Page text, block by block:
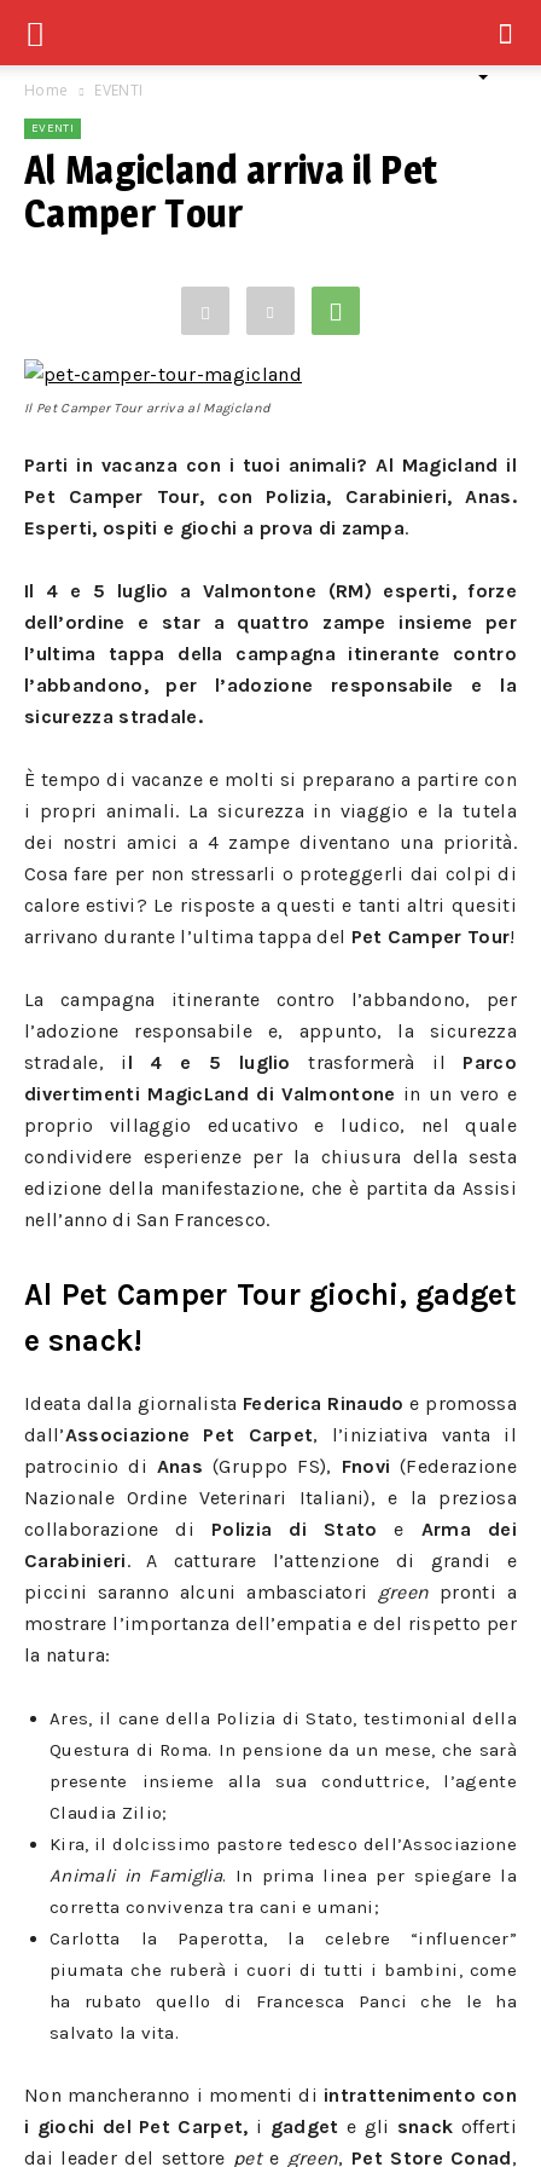
Home EVENTI
EVENTI
Al Magicland arriva il Pet
Camper Tour
Il Pet Camper Tour arriva al Magicland
Parti in vacanza con i tuoi animali? Al Magicland il
Pet Camper Tour, con Polizia, Carabinieri, Anas.
Esperti, ospiti e giochi a prova di zampa.
Il 4 e 5 luglio a Valmontone (RM) esperti, forze
dell’ordine e star a quattro zampe insieme per
l’ultima tappa della campagna itinerante contro
l’abbandono, per l’adozione responsabile e la
sicurezza stradale.
È tempo di vacanze e molti si preparano a partire con
i propri animali. La sicurezza in viaggio e la tutela
dei nostri amici a 4 zampe diventano una priorità.
Cosa fare per non stressarli o proteggerli dai colpi di
calore estivi? Le risposte a questi e tanti altri quesiti
arrivano durante l’ultima tappa del Pet Camper Tour!
La campagna itinerante contro l’abbandono, per
l’adozione responsabile e, appunto, la sicurezza
stradale, i l 4 e 5 luglio trasformerà il Parco
divertimenti MagicLand di Valmontone in un vero e
proprio villaggio educativo e ludico, nel quale
condividere esperienze per la chiusura della sesta
edizione della manifestazione, che è partita da Assisi
nell’anno di San Francesco.
Al Pet Camper Tour giochi, gadget
e snack!
Ideata dalla giornalista Federica Rinaudoe promossa
dall’Associazione Pet Carpet, l’iniziativa vanta il
patrocinio di Anas(Gruppo FS), Fnovi(Federazione
Nazionale Ordine Veterinari Italiani), e la preziosa
collaborazione di Polizia di Stato e Arma dei
Carabinieri. A catturare l’attenzione di grandi e
piccini saranno alcuni ambasciatori green pronti a
mostrare l’importanza dell’empatia e del rispetto per
la natura:
Ares, il cane della Polizia di Stato, testimonial della
Questura di Roma. In pensione da un mese, che sarà
presente insieme alla sua conduttrice, l’agente
Claudia Zilio;
Kira, il dolcissimo pastore tedesco dell’Associazione
Animali in Famiglia. In prima linea per spiegare la
corretta convivenza tra cani e umani;
Carlotta la Paperotta, la celebre “influencer”
piumata che ruberà i cuori di tutti i bambini, come
ha rubato quello di Francesca Panci che le ha
salvato la vita.
Non mancheranno i momenti di intrattenimento con
i giochi del Pet Carpet, i gadget e gli snack offerti
dai leader del settore pete green, Pet Store Conad,